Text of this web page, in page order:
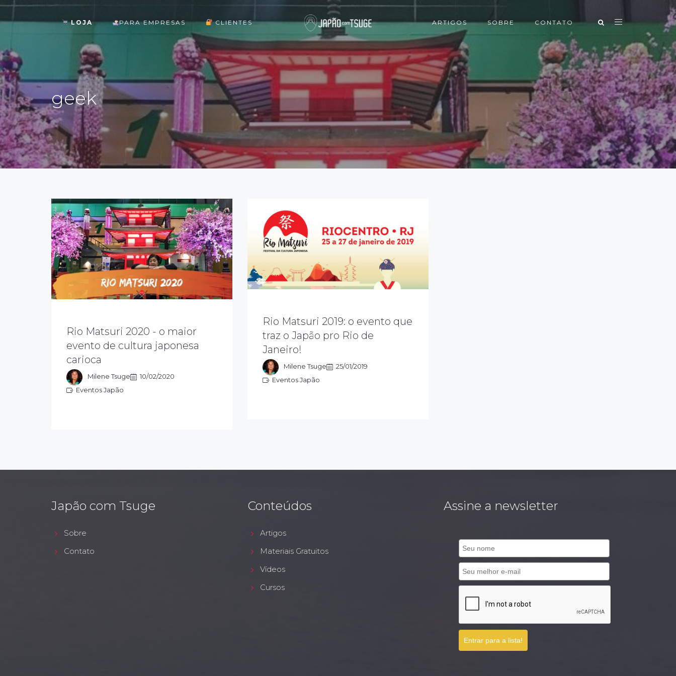
LOJA PARA EMPRESAS CLIENTES ARTIGOS SOBRE CONTATO
geek
Rio Matsuri 2020 - o maior
evento de cultura japonesa
carioca
Milene Tsuge
10/02/2020
Eventos Japão
trouxe para o público a gastronomia,
cultura, J-pop, oficinas, workshops,
arte, danças e esportes, tudo
relacionado ao Japão e atividades
para todos os gostos.
Rio Matsuri 2019: o evento que
traz o Japão pro Rio de
Janeiro!
Milene Tsuge
25/01/2019
Eventos Japão
De 25 à 27/01, vai rolar a segunda
edição do Rio Matsuri, no Riocentro,
que foi o maior sucesso no ano
passado e toda a família pode se
divertir.
Japão com Tsuge
Sobre
Contato
Conteúdos
Artigos
Materiais Gratuitos
Vídeos
Cursos
Assine a newsletter
Entrar para a lista!